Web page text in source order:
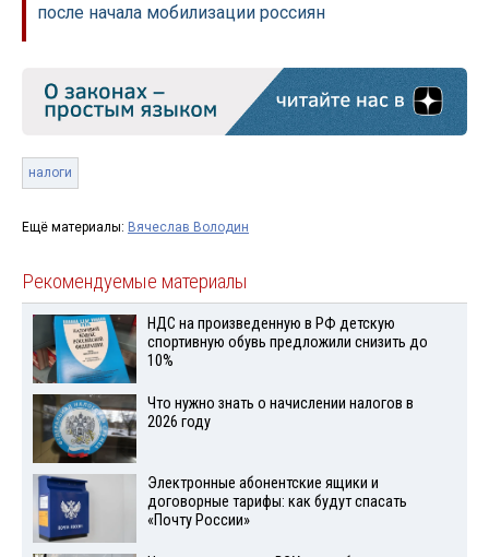
после начала мобилизации россиян
налоги
Ещё материалы: Вячеслав Володин
Рекомендуемые материалы
НДС на произведенную в РФ детскую
спортивную обувь предложили снизить до
10%
Что нужно знать о начислении налогов в
2026 году
Электронные абонентские ящики и
договорные тарифы: как будут спасать
«Почту России»